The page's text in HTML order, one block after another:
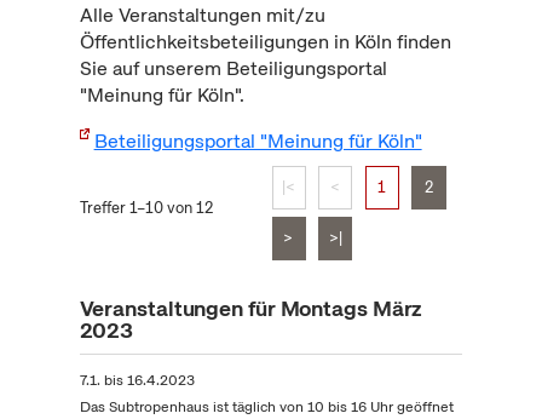
Alle Veranstaltungen mit/zu
Öffentlichkeitsbeteiligungen in Köln finden
Sie auf unserem Beteiligungsportal
"Meinung für Köln".
Beteiligungsportal "Meinung für Köln"
Treffer 1–10 von 12
|< < 1 2
> >|
Veranstaltungen für Montags März
2023
7.1. bis16.4.2023
Das Subtropenhaus ist täglich von 10 bis 16 Uhr geöffnet